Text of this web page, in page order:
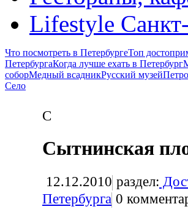
Lifestyle
Что посмотреть в ПетербургеТоп
ПетербургаКогда лучше ехать в Петербург
соборМедный всадникРусский музей
Село
С
Сытнинская
12.12.2010 раздел:
Петербурга 0